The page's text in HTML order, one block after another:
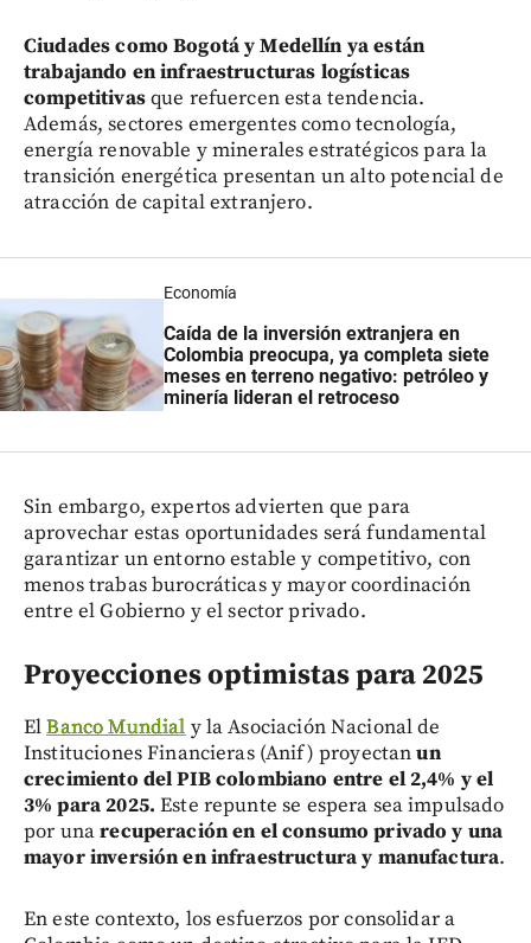
Ciudades como Bogotá y Medellín ya están
trabajando en infraestructuras logísticas
competitivasque refuercen esta tendencia.
Además, sectores emergentes como tecnología,
energía renovable y minerales estratégicos para la
transición energética presentan un alto potencial de
atracción de capital extranjero.
Economía
Caída de la inversión extranjera en
Colombia preocupa, ya completa siete
meses en terreno negativo: petróleo y
minería lideran el retroceso
Sin embargo, expertos advierten que para
aprovechar estas oportunidades será fundamental
garantizar un entorno estable y competitivo, con
menos trabas burocráticas y mayor coordinación
entre el Gobierno y el sector privado.
Proyecciones optimistas para 2025
ElBanco Mundial y la Asociación Nacional de
Instituciones Financieras (Anif) proyectanun
crecimiento del PIB colombiano entre el 2,4% y el
3% para 2025. Este repunte se espera sea impulsado
por unarecuperación en el consumo privado y una
mayor inversión en infraestructura y manufactura.
En este contexto, los esfuerzos por consolidar a